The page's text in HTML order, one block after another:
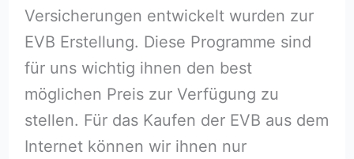
Versicherungen entwickelt wurden zur
EVB Erstellung. Diese Programme sind
für uns wichtig ihnen den best
möglichen Preis zur Verfügung zu
stellen. Für das Kaufen der EVB aus dem
Internet können wir ihnen nur